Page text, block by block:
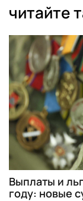
читайте
Выплаты и
году: новые